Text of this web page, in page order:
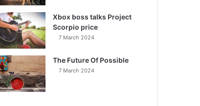
Xbox boss talks Project
Scorpio price
7 March 2024
The Future Of Possible
7 March 2024